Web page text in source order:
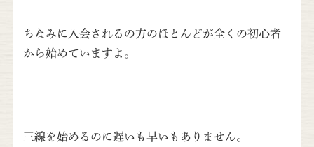
ちなみに入会されるの方のほとんどが全くの初心者
から始めていますよ。
三線を始めるのに遅いも早いもありません。